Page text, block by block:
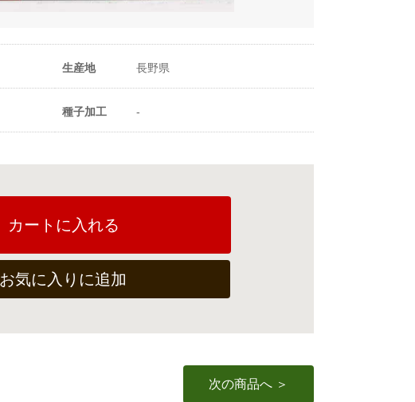
1m²当たり播種量
1m²当たり播種量
（粒数）
生産地 長野県
種子加工 -
カートに入れる
お気に入りに追加
次の商品へ ＞